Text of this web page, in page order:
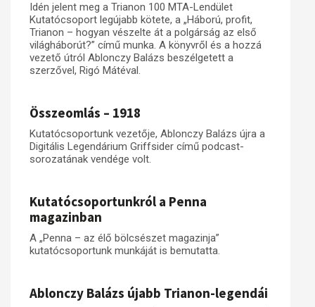
Idén jelent meg a Trianon 100 MTA-Lendület
Kutatócsoport legújabb kötete, a „Háború, profit,
Trianon – hogyan vészelte át a polgárság az első
világháborút?” című munka. A könyvről és a hozzá
vezető útról Ablonczy Balázs beszélgetett a
szerzővel, Rigó Mátéval.
Összeomlás – 1918
Kutatócsoportunk vezetője, Ablonczy Balázs újra a
Digitális Legendárium Griffsider című podcast-
sorozatának vendége volt.
Kutatócsoportunkról a Penna
magazinban
A „Penna – az élő bölcsészet magazinja”
kutatócsoportunk munkáját is bemutatta.
Ablonczy Balázs újabb Trianon-legendái